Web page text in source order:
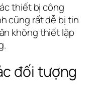
thiết bị công
cũng rất dễ bị tin
không thiết lập
đối tượng